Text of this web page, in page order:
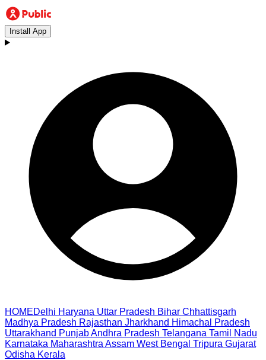
Install App
HOMEDelhi Haryana Uttar Pradesh Bihar Chhattisgarh
Madhya Pradesh Rajasthan Jharkhand Himachal Pradesh
Uttarakhand PunjabAndhra Pradesh Telangana Tamil Nadu
Karnataka Maharashtra Assam West Bengal Tripura Gujarat
Odisha Kerala